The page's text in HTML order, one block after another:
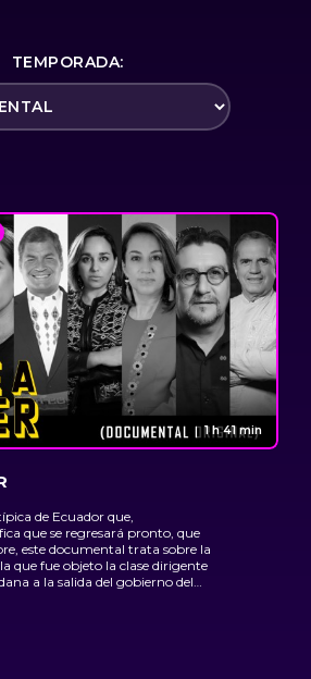
TEMPORADA:
1 h 41 min
de Ecuador que,
que se regresará pronto, que
este documental trata sobre la
que fue objeto la clase dirigente
a la salida del gobierno del